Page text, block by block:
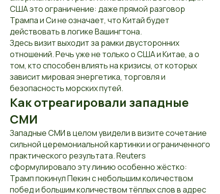
США это ограничение: даже прямой разговор
Трампа и Си не означает, что Китай будет
действовать в логике Вашингтона.
Здесь визит выходит за рамки двусторонних
отношений. Речь уже не только о США и Китае, а о
том, кто способен влиять на кризисы, от которых
зависит мировая энергетика, торговля и
безопасность морских путей.
Как отреагировали западные
СМИ
Западные СМИ в целом увидели в визите сочетание
сильной церемониальной картинки и ограниченного
практического результата. Reuters
сформулировало эту линию особенно жёстко:
Трамп покинул Пекин с небольшим количеством
побед и большим количеством тёплых слов в адрес